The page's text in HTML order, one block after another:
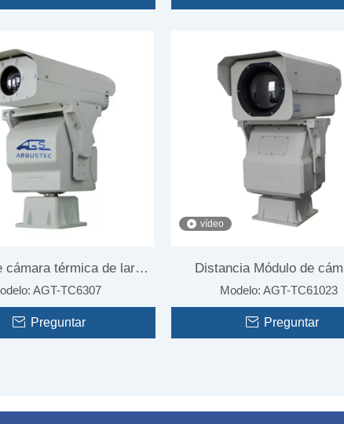
cámara térmica de largo
infrarrojo para
fronteriza
AGT-TC6307
Preguntar
vídeo
Distancia Módulo de
infrarroja térmica de alta
para vigilancia de borde
Modelo: AGT-TC61023
Preguntar